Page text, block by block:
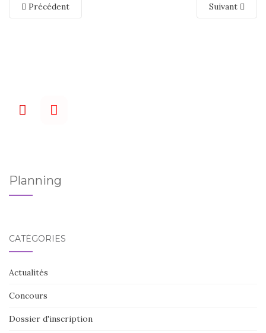
Précédent Suivant
Planning
CATÉGORIES
Actualités
Concours
Dossier d'inscription